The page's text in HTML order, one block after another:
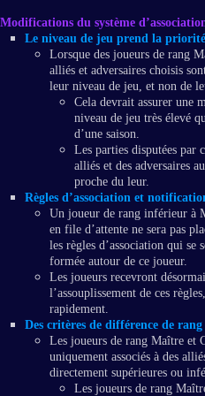
Modifications du système
Le niveau de jeu prend la
Lorsque des joueurs de rang
alliés et adversaires choisis
leur niveau de jeu, et non de
Cela devrait assurer une
niveau de jeu très élevé
d’une saison.
Les parties disputées par
alliés et des adversaires
proche du leur.
Règles d’association et
Un joueur de rang inférieur à
en file d’attente ne sera pas
les règles d’association qui se
formée autour de ce joueur.
Les joueurs recevront
l’assouplissement de ces
rapidement.
Des critères de différence de
Les joueurs de rang Maître et
uniquement associés à des
directement supérieures ou
Les joueurs de rang